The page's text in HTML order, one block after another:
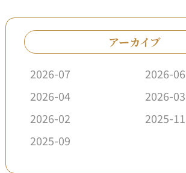
アーカイブ
2026-07
2026-06
2026-04
2026-03
2026-02
2025-11
2025-09